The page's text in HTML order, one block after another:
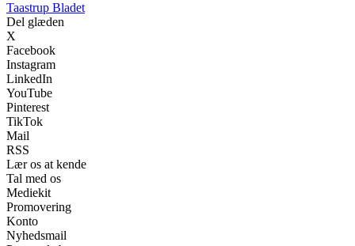
Taastrup Bladet
Del glæden
X
Facebook
Instagram
LinkedIn
YouTube
Pinterest
TikTok
Mail
RSS
Lær os at kende
Tal med os
Mediekit
Promovering
Konto
Nyhedsmail